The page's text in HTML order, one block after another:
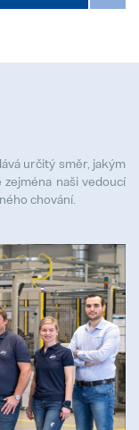
určitý směr, jakým
naši vedoucí
chování.